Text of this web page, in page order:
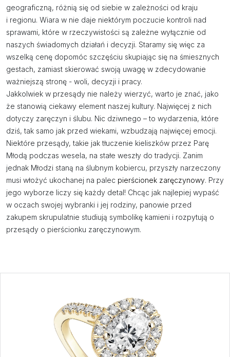
geograficzną, różnią się od siebie w zależności od kraju
i regionu. Wiara w nie daje niektórym poczucie kontroli nad
sprawami, które w rzeczywistości są zależne wyłącznie od
naszych świadomych działań i decyzji. Staramy się więc za
wszelką cenę dopomóc szczęściu skupiając się na śmiesznych
gestach, zamiast skierować swoją uwagę w zdecydowanie
ważniejszą stronę - woli, decyzji i pracy.
Jakkolwiek w przesądy nie należy wierzyć, warto je znać, jako
że stanowią ciekawy element naszej kultury. Najwięcej z nich
dotyczy zaręczyn i ślubu. Nic dziwnego – to wydarzenia, które
dziś, tak samo jak przed wiekami, wzbudzają najwięcej emocji.
Niektóre przesądy, takie jak tłuczenie kieliszków przez Parę
Młodą podczas wesela, na stałe weszły do tradycji. Zanim
jednak Młodzi staną na ślubnym kobiercu, przyszły narzeczony
musi włożyć ukochanej na palec pierścionek zaręczynowy. Przy
jego wyborze liczy się każdy detal! Chcąc jak najlepiej wypaść
w oczach swojej wybranki i jej rodziny, panowie przed
zakupem skrupulatnie studiują symbolikę kamieni i rozpytują o
przesądy o pierścionku zaręczynowym.